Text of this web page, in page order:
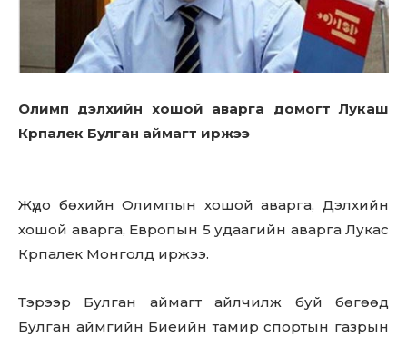
Олимп дэлхийн хошой аварга домогт Лукаш
Крпалек Булган аймагт иржээ
Жүдо бөхийн Олимпын хошой аварга, Дэлхийн
хошой аварга, Европын 5 удаагийн аварга Лукас
Крпалек Монголд иржээ.
Тэрээр Булган аймагт айлчилж буй бөгөөд
Булган аймгийн Биеийн тамир спортын газрын